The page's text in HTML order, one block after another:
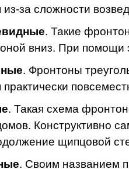
из-за сложности
. Такие
вниз. При
. Фронтоны
практически
. Такая схема
Конструктивно
щипцовой
. Своим названием